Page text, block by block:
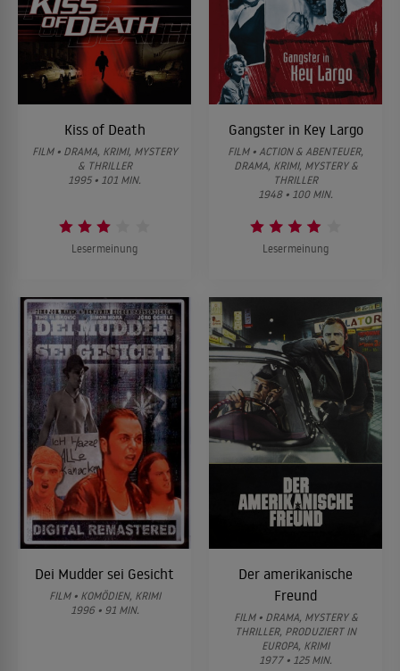
Kiss of Death
FILM • DRAMA, KRIMI, MYSTERY
& THRILLER
1995 • 101 MIN.
Lesermeinung
Gangster in Key Largo
FILM • ACTION & ABENTEUER,
DRAMA, KRIMI, MYSTERY &
THRILLER
1948 • 100 MIN.
Lesermeinung
Dei Mudder sei Gesicht
FILM • KOMÖDIEN, KRIMI
1996 • 91 MIN.
Der amerikanische
Freund
FILM • DRAMA, MYSTERY &
THRILLER, PRODUZIERT IN
EUROPA, KRIMI
1977 • 125 MIN.